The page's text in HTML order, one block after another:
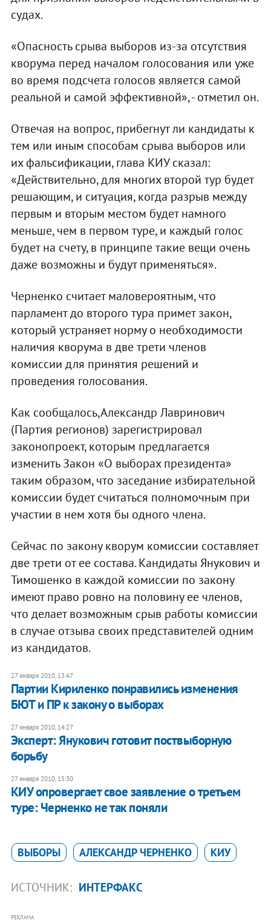
судах.
«Опасность срыва выборов из-за отсутствия
кворума перед началом голосования или уже
во время подсчета голосов является самой
реальной и самой эффективной», - отметил он.
Отвечая на вопрос, прибегнут ли кандидаты к
тем или иным способам срыва выборов или
их фальсификации, глава КИУ сказал:
«Действительно, для многих второй тур будет
решающим, и ситуация, когда разрыв между
первым и вторым местом будет намного
меньше, чем в первом туре, и каждый голос
будет на счету, в принципе такие вещи очень
даже возможны и будут применяться».
Черненко считает маловероятным, что
парламент до второго тура примет закон,
который устраняет норму о необходимости
наличия кворума в две трети членов
комиссии для принятия решений и
проведения голосования.
Как сообщалось,Александр Лавринович
(Партия регионов) зарегистрировал
законопроект, которым предлагается
изменить Закон «О выборах президента»
таким образом, что заседание избирательной
комиссии будет считаться полномочным при
участии в нем хотя бы одного члена.
Сейчас по закону кворум комиссии составляет
две трети от ее состава. Кандидаты Янукович и
Тимошенко в каждой комиссии по закону
имеют право ровно на половину ее членов,
что делает возможным срыв работы комиссии
в случае отзыва своих представителей одним
из кандидатов.
27 января 2010, 13:47
Партии Кириленко понравились изменения
БЮТ и ПР к закону о выборах
27 января 2010, 14:27
Эксперт: Янукович готовит поствыборную
борьбу
27 января 2010, 15:30
КИУ опровергает свое заявление о третьем
туре: Черненко не так поняли
ВЫБОРЫ АЛЕКСАНДР ЧЕРНЕНКО КИУ
ИСТОЧНИК: ИНТЕРФАКС
РЕКЛАМА